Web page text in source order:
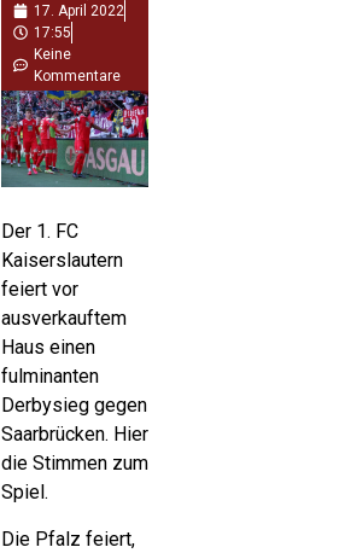
17. April 2022
17:55
Keine
Kommentare
Der 1. FC
Kaiserslautern
feiert vor
ausverkauftem
Haus einen
fulminanten
Derbysieg gegen
Saarbrücken. Hier
die Stimmen zum
Spiel.
Die Pfalz feiert,